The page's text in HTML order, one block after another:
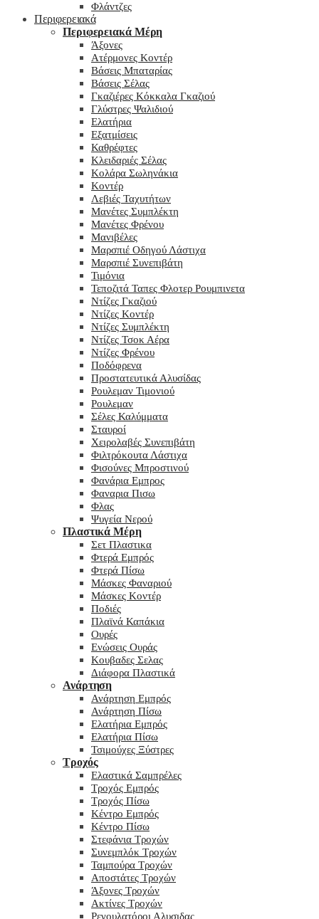
Φλάντζες
Περιφερειακά
Περιφερειακά Μέρη
Άξονες
Ατέρμονες Κοντέρ
Βάσεις Μπαταρίας
Βάσεις Σέλας
Γκαζιέρες Κόκκαλα Γκαζιού
Γλύστρες Ψαλιδιού
Ελατήρια
Εξατμίσεις
Καθρέφτες
Κλειδαριές Σέλας
Κολάρα Σωληνάκια
Κοντέρ
Λεβιές Ταχυτήτων
Μανέτες Συμπλέκτη
Μανέτες Φρένου
Μανιβέλες
Μαρσπιέ Οδηγού Λάστιχα
Μαρσπιέ Συνεπιβάτη
Τιμόνια
Τεποζιτά Ταπες Φλοτερ Ρουμπινετα
Ντίζες Γκαζιού
Ντίζες Κοντέρ
Ντίζες Συμπλέκτη
Ντίζες Τσοκ Αέρα
Ντίζες Φρένου
Ποδόφρενα
Προστατευτικά Αλυσίδας
Ρουλεμαν Τιμονιού
Ρουλεμαν
Σέλες Καλύμματα
Σταυροί
Χειρολαβές Συνεπιβάτη
Φιλτρόκουτα Λάστιχα
Φισούνες Μπροστινού
Φανάρια Εμπρος
Φαναρια Πισω
Φλας
Ψυγεία Νερού
Πλαστικά Μέρη
Σετ Πλαστικα
Φτερά Εμπρός
Φτερά Πίσω
Μάσκες Φαναριού
Μάσκες Κοντέρ
Ποδιές
Πλαϊνά Καπάκια
Ουρές
Ενώσεις Ουράς
Κουβαδες Σελας
Διάφορα Πλαστικά
Ανάρτηση
Ανάρτηση Εμπρός
Ανάρτηση Πίσω
Ελατήρια Εμπρός
Ελατήρια Πίσω
Τσιμούχες Ξύστρες
Τροχός
Ελαστικά Σαμπρέλες
Τροχός Εμπρός
Τροχός Πίσω
Κέντρο Εμπρός
Κέντρο Πίσω
Στεφάνια Τροχών
Συνεμπλόκ Τροχών
Ταμπούρα Τροχών
Αποστάτες Τροχών
Άξονες Τροχών
Ακτίνες Τροχών
Ρεγουλατόροι Αλυσιδας